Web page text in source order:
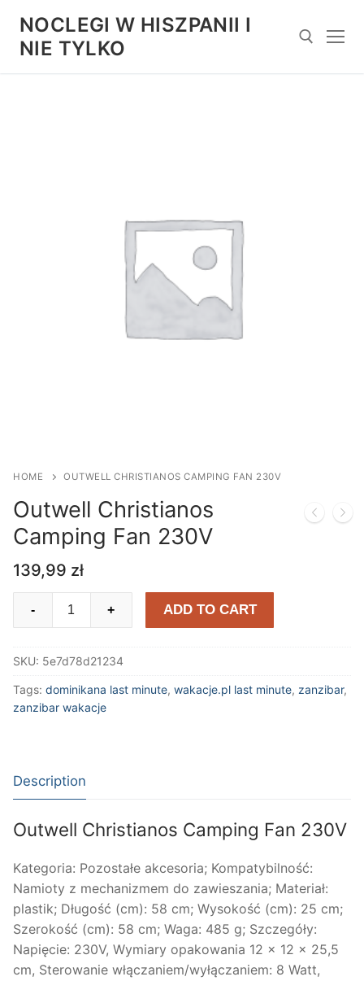
treści
NOCLEGI W HISZPANII I
NIE TYLKO
HOME OUTWELL CHRISTIANOS CAMPING FAN 230V
Outwell Christianos
Camping Fan 230V
139,99 zł
Fan
230V
quantity
- + ADD TO CART
SKU: 5e7d78d21234
Tags: dominikana last minute, wakacje.pl last minute, zanzibar,
zanzibar wakacje
Description
Outwell Christianos Camping Fan 230V
Kategoria: Pozostałe akcesoria; Kompatybilność:
Namioty z mechanizmem do zawieszania; Materiał:
plastik; Długość (cm): 58 cm; Wysokość (cm): 25 cm;
Szerokość (cm): 58 cm; Waga: 485 g; Szczegóły:
Napięcie: 230V, Wymiary opakowania 12 x 12 x 25,5
cm, Sterowanie włączaniem/wyłączaniem: 8 Watt,